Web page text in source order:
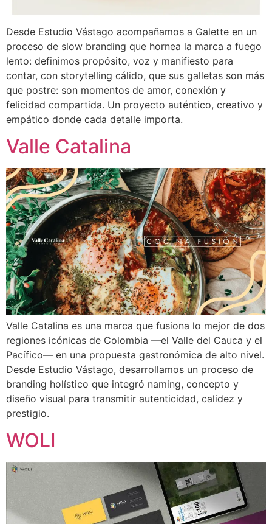
Desde Estudio Vástago acompañamos a Galette en un
proceso de slow branding que hornea la marca a fuego
lento: definimos propósito, voz y manifiesto para
contar, con storytelling cálido, que sus galletas son más
que postre: son momentos de amor, conexión y
felicidad compartida. Un proyecto auténtico, creativo y
empático donde cada detalle importa.
Valle Catalina
Valle Catalina es una marca que fusiona lo mejor de dos
regiones icónicas de Colombia —el Valle del Cauca y el
Pacífico— en una propuesta gastronómica de alto nivel.
Desde Estudio Vástago, desarrollamos un proceso de
branding holístico que integró naming, concepto y
diseño visual para transmitir autenticidad, calidez y
prestigio.
WOLI